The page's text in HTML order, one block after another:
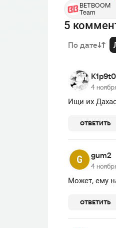
BETBOOM
Team
5
По дате
4
Ищи их
ОТВЕТИТЬ
gum2
4
Может, ему
ОТВЕТИТЬ